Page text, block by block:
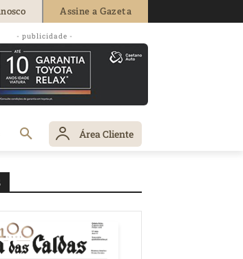
Assine a Gazeta
- publicidade -
Área Cliente